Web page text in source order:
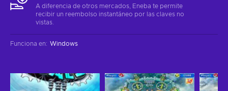
A diferencia de otros mercados, Eneba te permite
recibir un reembolso instantáneo por las claves no
vistas.
Funciona en: Windows